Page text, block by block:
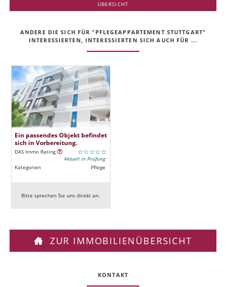
ÜBERSICHT
ANDERE DIE SICH FÜR "PFLEGEAPPARTEMENT STUTTGART"
INTERESSIERTEN, INTERESSIERTEN SICH AUCH FÜR ...
Ein passendes Objekt befindet
sich in Vorbereitung.
DAS Immo Rating
Aktuell in Prüfung
Kategorien
Pflege
Bitte sprechen Sie uns direkt an.
ZUR IMMOBILIENÜBERSICHT
KONTAKT